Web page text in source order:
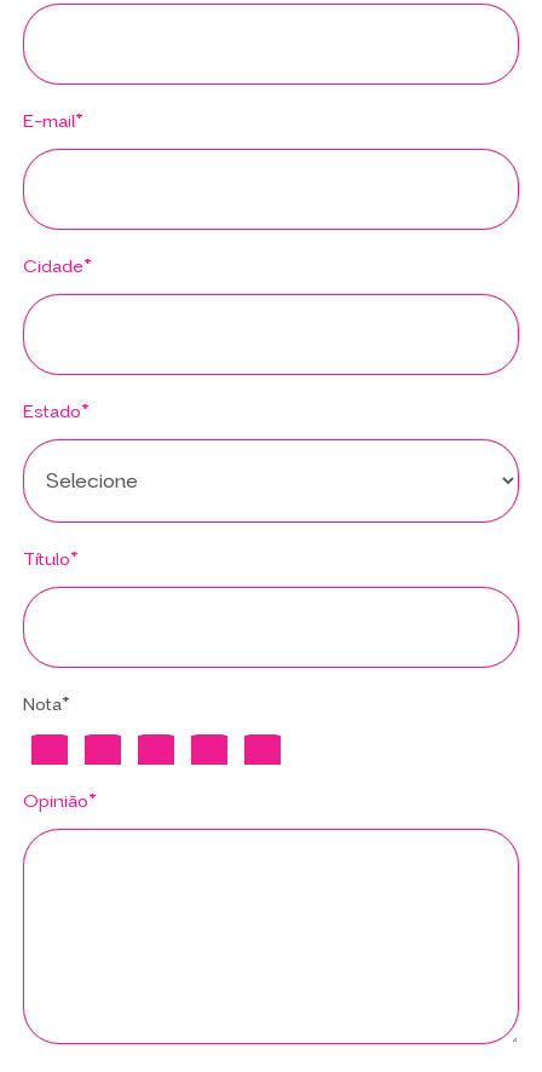
E-mail*
Cidade*
Estado*
Título*
Nota*
Opinião*